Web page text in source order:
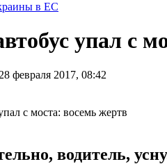
в ЕС
упал с
февраля 2017, 08:42
водитель,